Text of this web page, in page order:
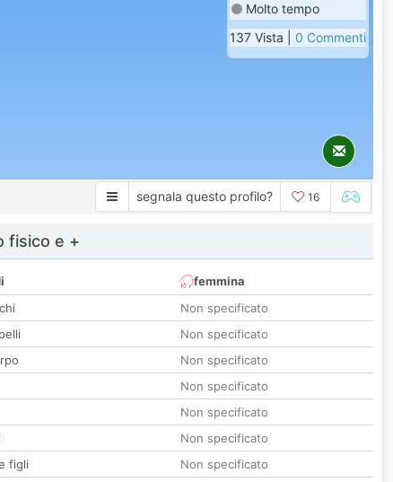
Molto tempo
137 Vista | 0 Commenti
segnala questo profilo? 16
fisico e +
femmina
Non specificato
Non specificato
Non specificato
Non specificato
Non specificato
Non specificato
figli
Non specificato